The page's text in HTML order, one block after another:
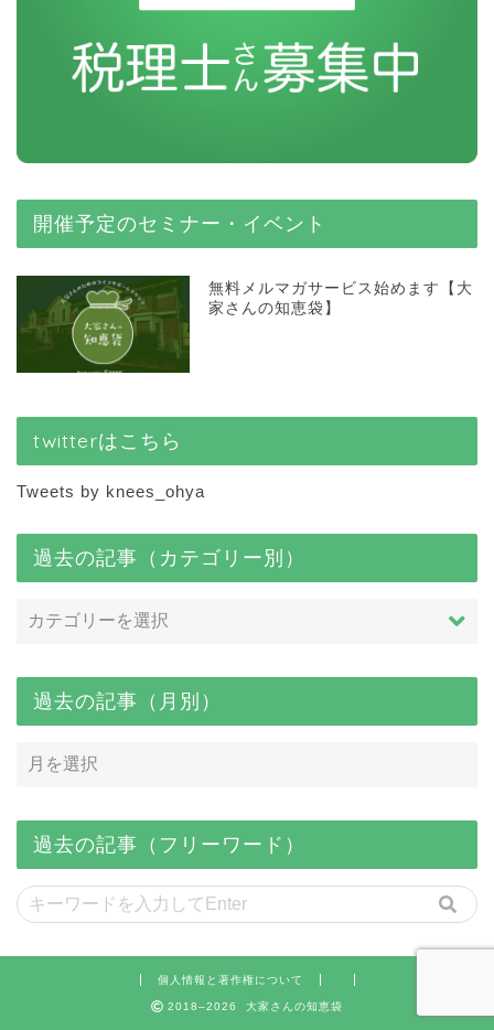
開催予定のセミナー・イベント
無料メルマガサービス始めます【大
家さんの知恵袋】
twitterはこちら
Tweets by knees_ohya
過去の記事（カテゴリー別）
過去の記事（月別）
過去の記事（フリーワード）
個人情報と著作権について
2018–2026 大家さんの知恵袋